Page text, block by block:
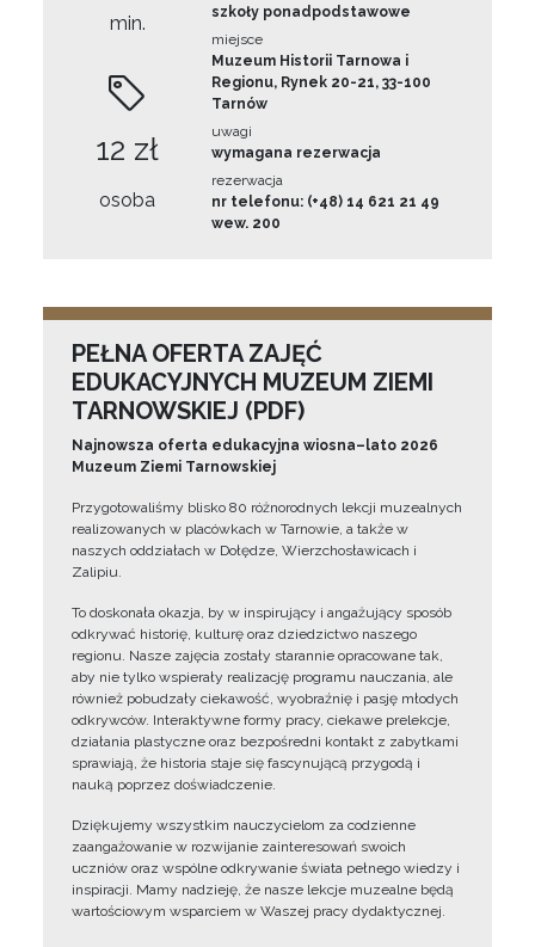
min.
12 zł
osoba
szkoły ponadpodstawowe
miejsce
Muzeum Historii Tarnowa i
Regionu, Rynek 20-21, 33-100
Tarnów
uwagi
wymagana rezerwacja
rezerwacja
nr telefonu: (+48) 14 621 21 49
wew. 200
PEŁNA OFERTA ZAJĘĆ
EDUKACYJNYCH MUZEUM ZIEMI
TARNOWSKIEJ (PDF)
Najnowsza oferta edukacyjna wiosna–lato 2026
Muzeum Ziemi Tarnowskiej
Przygotowaliśmy blisko 80 różnorodnych lekcji muzealnych
realizowanych w placówkach w Tarnowie, a także w
naszych oddziałach w Dołędze, Wierzchosławicach i
Zalipiu.
To doskonała okazja, by w inspirujący i angażujący sposób
odkrywać historię, kulturę oraz dziedzictwo naszego
regionu. Nasze zajęcia zostały starannie opracowane tak,
aby nie tylko wspierały realizację programu nauczania, ale
również pobudzały ciekawość, wyobraźnię i pasję młodych
odkrywców. Interaktywne formy pracy, ciekawe prelekcje,
działania plastyczne oraz bezpośredni kontakt z zabytkami
sprawiają, że historia staje się fascynującą przygodą i
nauką poprzez doświadczenie.
Dziękujemy wszystkim nauczycielom za codzienne
zaangażowanie w rozwijanie zainteresowań swoich
uczniów oraz wspólne odkrywanie świata pełnego wiedzy i
inspiracji. Mamy nadzieję, że nasze lekcje muzealne będą
wartościowym wsparciem w Waszej pracy dydaktycznej.